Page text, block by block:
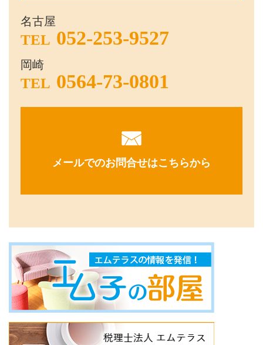
名古屋
TEL 052-253-9527
岡崎
TEL 0564-73-0801
メールでのお問合せはこちらから